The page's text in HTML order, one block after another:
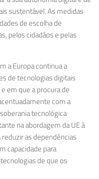
sustentável. As medidas
de escolha de
pelos cidadãos e pelas
a Europa continua a
de tecnologias digitais
em que a procura de
com a
tecnológica
na abordagem da UE à
as dependências
capacidade para
de que os